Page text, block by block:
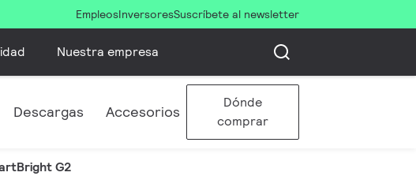
EmpleosInversoresSuscríbete al newsletter
Nuestra empresa
Descargas Accesorios
Dónde
comprar
G2